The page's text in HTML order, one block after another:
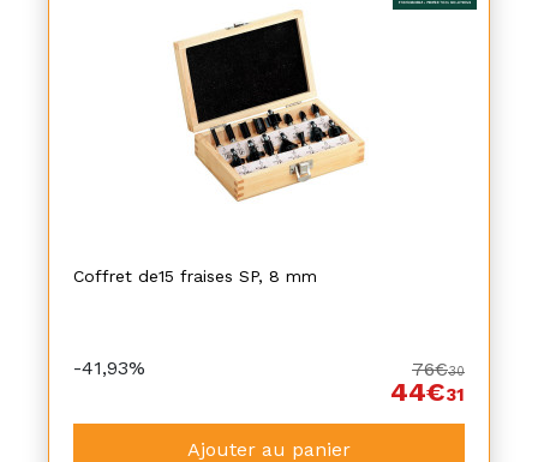
Coffret de15 fraises SP, 8 mm
-41,93% 76€30
44€31
Ajouter au panier